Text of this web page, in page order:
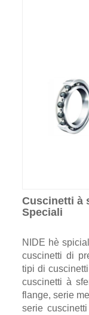
Cuscinetti à
Speciali
NIDE hè
cuscinetti di
tipi di
cuscinetti à
flange, serie
serie